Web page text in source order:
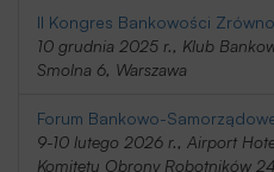
II Kongres Bankowości
10 grudnia 2025 r., Klub
Smolna 6, Warszawa
Forum Bankowo-
9-10 lutego 2026 r., Airport
Komitetu Obrony Robotników